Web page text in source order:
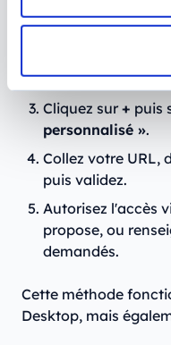
pour Windsor.ai).
la barre
« Personnaliser
Cliquez sur+ puis
personnalisé ».
Collez votre URL,
puis validez.
Autorisez l'accès
propose, ou
demandés.
Cette méthode
Desktop, mais